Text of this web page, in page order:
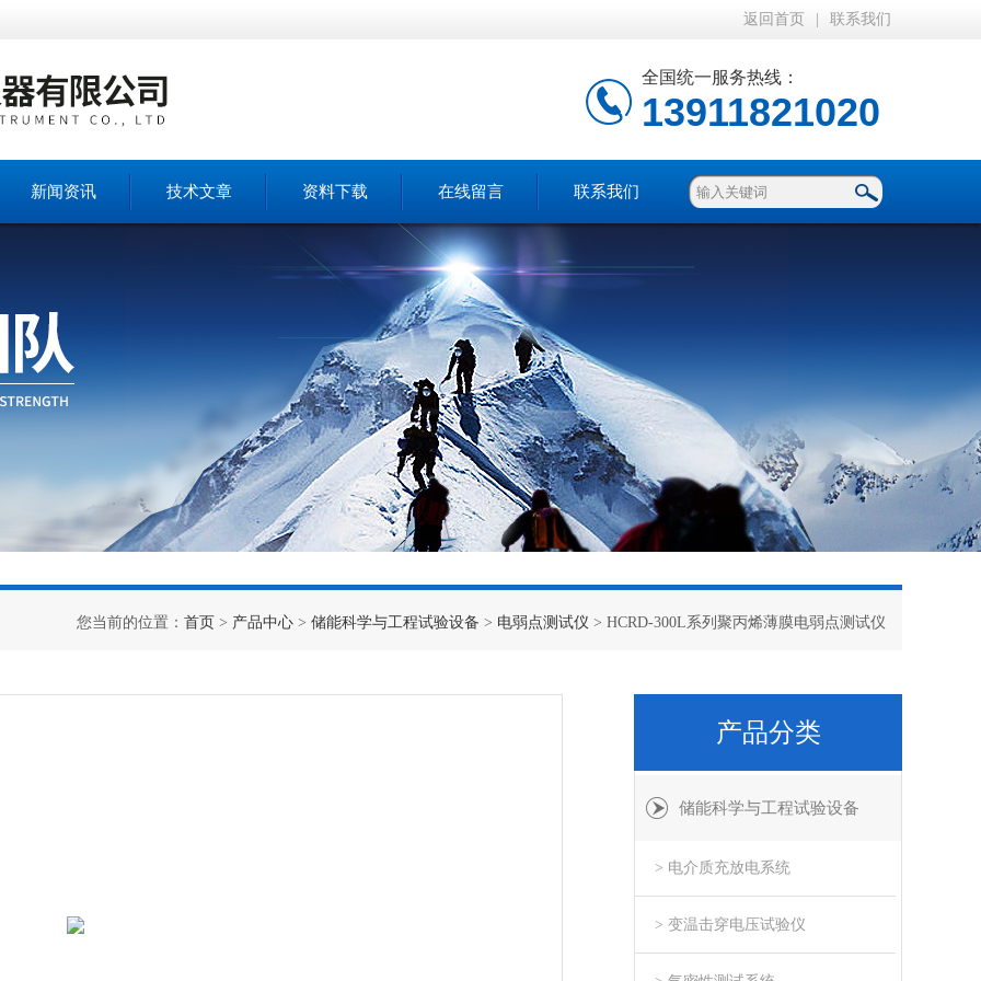
返回首页 联系我们
全国统一服务热线：
13911821020
新闻资讯 技术文章 资料下载 在线留言 联系我们
您当前的位置： 首页 > 产品中心 > 储能科学与工程试验设备 > 电弱点测试仪 > HCRD-300L系列聚丙烯薄膜电弱点测试仪
产品分类
储能科学与工程试验设备
> 电介质充放电系统
> 变温击穿电压试验仪